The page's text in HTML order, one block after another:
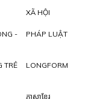
XÃ HỘI
-
PHÁP LUẬT
TRẺ LONGFORM
ភាសាខ្មែរ